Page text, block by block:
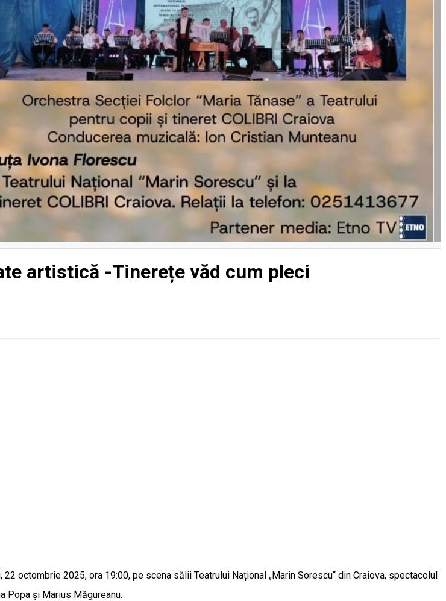
artistică -Tinerețe văd cum pleci
octombrie 2025, ora 19:00, pe scena sălii Teatrului Național „Marin Sorescu“ din Craiova, spectacolul
Popa și Marius Măgureanu.